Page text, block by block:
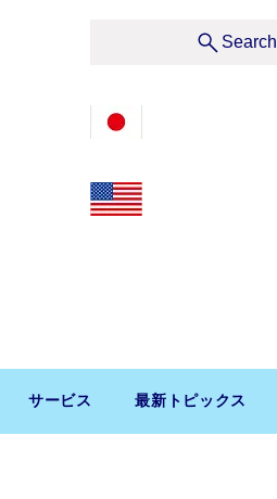
Search
サービス 最新トピックス